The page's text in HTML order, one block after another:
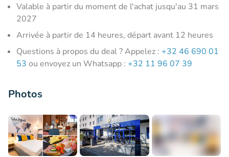
Valable à partir du moment de l'achat jusqu'au 31 mars
2027
Arrivée à partir de 14 heures, départ avant 12 heures
Questions à propos du deal ? Appelez : +32 46 690 01
53 ou envoyez un Whatsapp : +32 11 96 07 39
Photos